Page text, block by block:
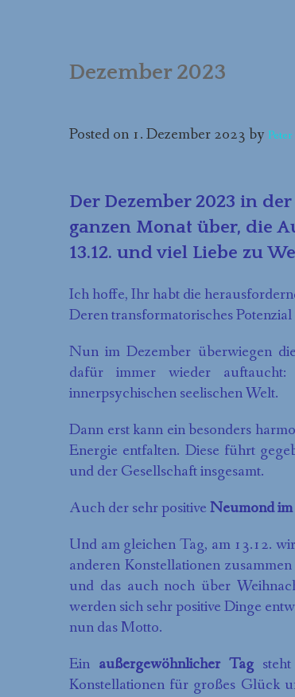
FORTBILDUNGEN
Dezember 2023
Posted on 1. Dezember 2023by Peter
Der Dezember 2023 in
ganzen Monat über, die
13.12. und viel Liebe zu
Ich hoffe, Ihr habt die
Deren transformatorisches
Nun im Dezember überwiegen
dafür immer wieder
innerpsychischen seelischen Welt.
Dann erst kann ein besonders
Energie entfalten. Diese führt
und der Gesellschaft insgesamt.
Auch der sehr positiveNeumond
Und am gleichen Tag, am 13.12.
anderen Konstellationen
und das auch noch über
werden sich sehr positive Dinge
nun das Motto.
Ein außergewöhnlicher Tag
Konstellationen für großes Glück